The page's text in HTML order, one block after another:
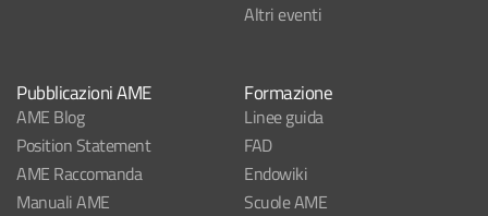
Altri eventi
Pubblicazioni AME
AME Blog
Position Statement
AME Raccomanda
Manuali AME
Formazione
Linee guida
FAD
Endowiki
Scuole AME